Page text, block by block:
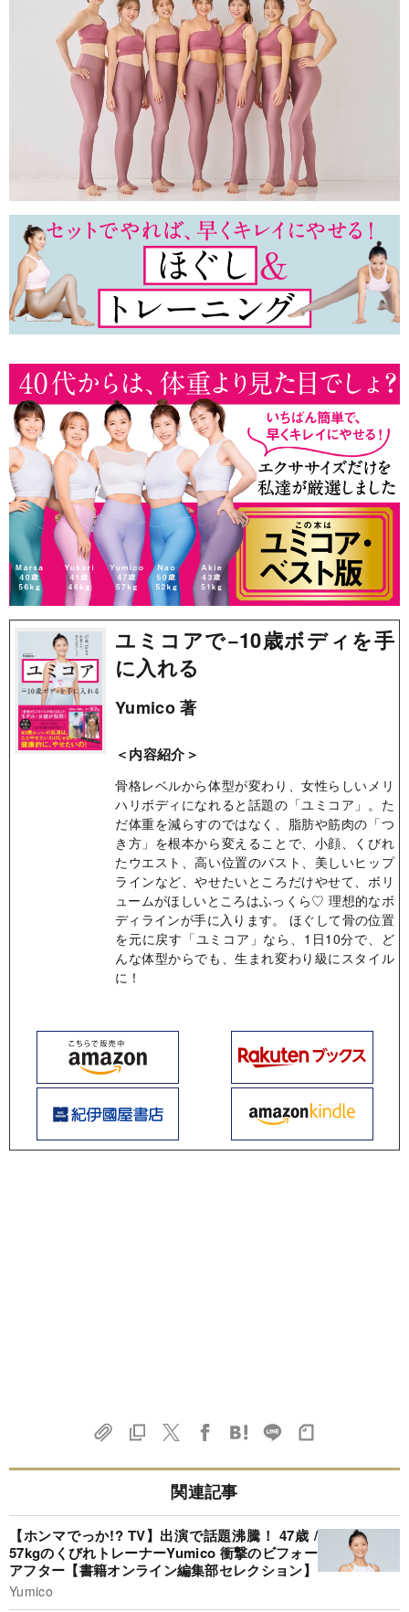
ユミコアで−10歳ボディを手
に入れる
Yumico 著
＜内容紹介＞
骨格レベルから体型が変わり、女性らしいメリ
ハリボディになれると話題の「ユミコア」。た
だ体重を減らすのではなく、脂肪や筋肉の「つ
き方」を根本から変えることで、小顔、くびれ
たウエスト、高い位置のバスト、美しいヒップ
ラインなど、やせたいところだけやせて、ボリ
ュームがほしいところはふっくら♡ 理想的なボ
ディラインが手に入ります。 ほぐして骨の位置
を元に戻す「ユミコア」なら、1日10分で、ど
んな体型からでも、生まれ変わり級にスタイル
に！
関連記事
【ホンマでっか!? TV】出演で話題沸騰！ 47歳 /
57kgのくびれトレーナーYumico 衝撃のビフォー
アフター【書籍オンライン編集部セレクション】
Yumico